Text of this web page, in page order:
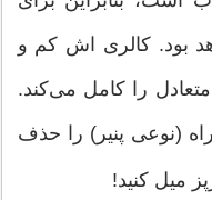
بود. کالری اش کم و
را کامل می‌کند.
(نوعی پنیر) را حذف
میل کنید!